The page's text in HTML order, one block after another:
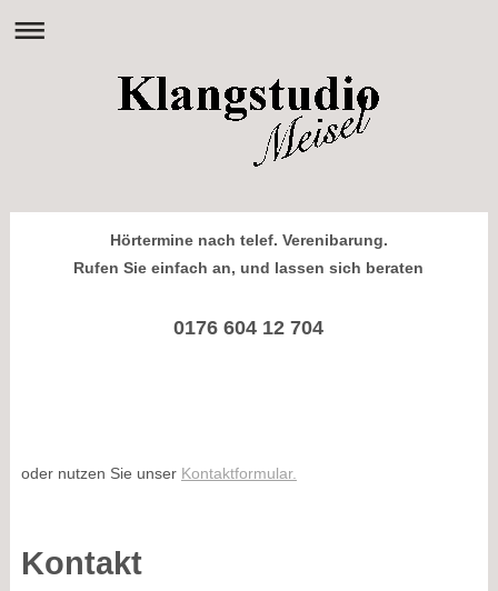
Hörtermine nach telef. Verenibarung.
Rufen Sie einfach an, und lassen sich beraten
0176 604 12 704
oder nutzen Sie unser Kontaktformular.
Kontakt